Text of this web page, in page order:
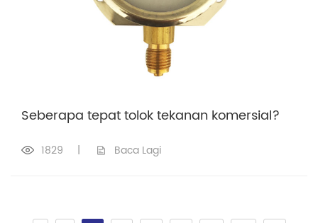
Seberapa tepat tolok tekanan komersial?
1829 | Baca Lagi